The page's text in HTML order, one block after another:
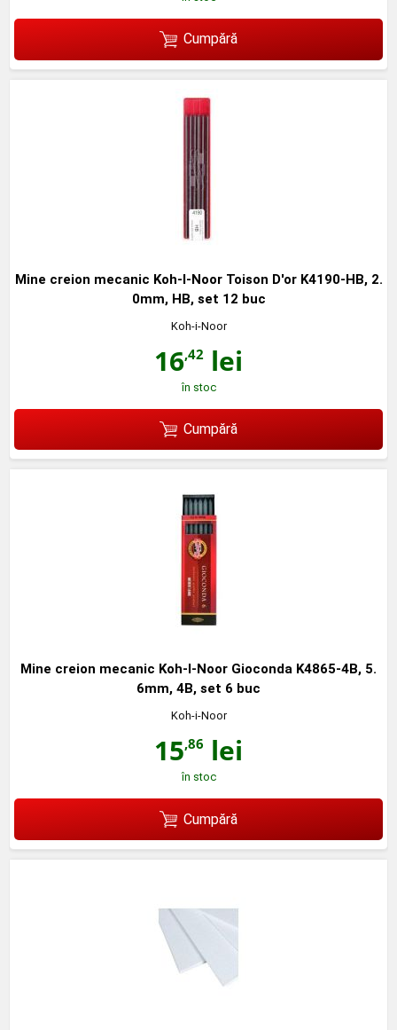
Cumpără
Mine creion mecanic Koh-I-Noor Toison D'or K4190-HB, 2.
0mm, HB, set 12 buc
Koh-i-Noor
16,42 lei
în stoc
Cumpără
Mine creion mecanic Koh-I-Noor Gioconda K4865-4B, 5.
6mm, 4B, set 6 buc
Koh-i-Noor
15,86 lei
în stoc
Cumpără